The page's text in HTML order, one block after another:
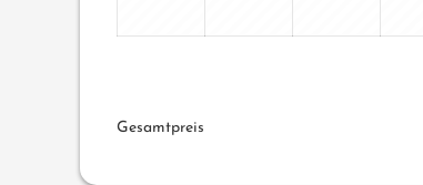
Gesamtpreis